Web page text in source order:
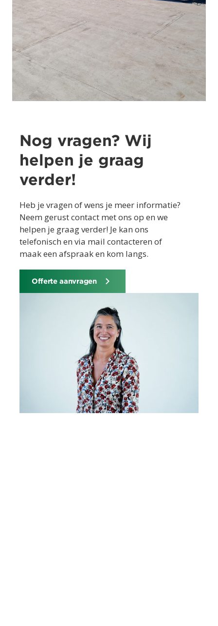
Nog vragen? Wij
helpen je graag
verder!
Heb je vragen of wens je meer informatie?
Neem gerust contact met ons op en we
helpen je graag verder! Je kan ons
telefonisch en via mail contacteren of
maak een afspraak en kom langs.
Offerte aanvragen